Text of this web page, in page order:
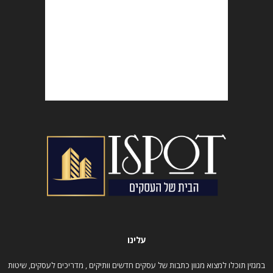
עלינו
במגזין תוכלו למצוא מגוון כתבות של עסקים חדשים וותיקים , מדריכים לעסקים, שיטות